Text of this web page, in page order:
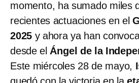
momento, ha sumado miles
recientes actuaciones en el
2025 y ahora ya han
desde el Ángel de la
Este miércoles 28 de mayo,